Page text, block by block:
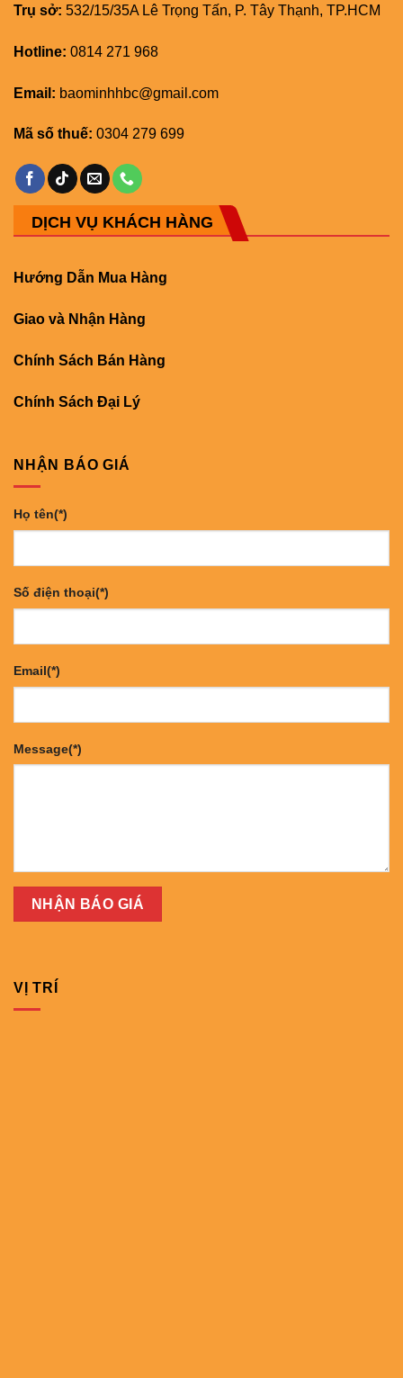
Trụ sở: 532/15/35A Lê Trọng Tấn, P. Tây Thạnh, TP.HCM
Hotline: 0814 271 968
Email: baominhhbc@gmail.com
Mã số thuế: 0304 279 699
DỊCH VỤ KHÁCH HÀNG
Hướng Dẫn Mua Hàng
Giao và Nhận Hàng
Chính Sách Bán Hàng
Chính Sách Đại Lý
NHẬN BÁO GIÁ
Họ tên(*)
Số điện thoại(*)
Email(*)
Message(*)
VỊ TRÍ